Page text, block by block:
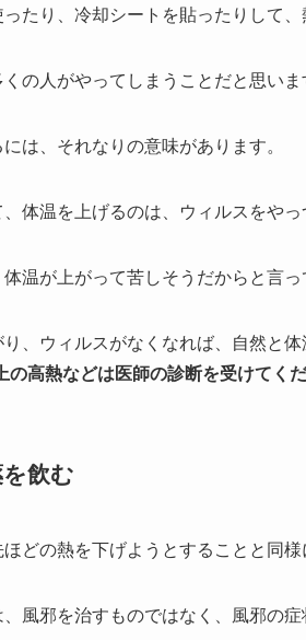
たり、冷却シートを貼ったりして、
の人がやってしまうことだと思いま
は、それなりの意味があります。
体温を上げるのは、ウィルスをやっ
体温が上がって苦しそうだからと言
、ウィルスがなくなれば、自然と体
高熱などは医師の診断を受けてく
飲む
どの熱を下げようとすることと同様
風邪を治すものではなく、風邪の